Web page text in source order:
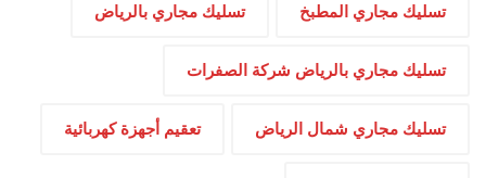
تسليك مجاري المطبخ تسليك مجاري بالرياض
تسليك مجاري بالرياض شركة الصفرات
تسليك مجاري شمال الرياض تعقيم أجهزة كهربائية